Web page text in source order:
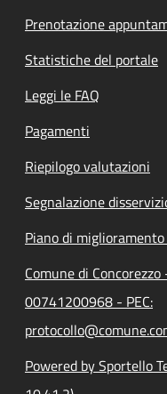
Prenotazione
Statistiche del portale
Leggi le FAQ
Pagamenti
Riepilogo valutazioni
Segnalazione
Piano di
Comune di
00741200968 - PEC:
Powered by Sportello